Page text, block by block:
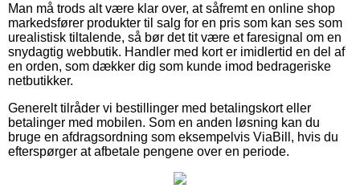
Man må trods alt være klar over, at såfremt en online shop
markedsfører produkter til salg for en pris som kan ses som
urealistisk tiltalende, så bør det tit være et faresignal om en
snydagtig webbutik. Handler med kort er imidlertid en del af
en orden, som dækker dig som kunde imod bedrageriske
netbutikker.
Generelt tilråder vi bestillinger med betalingskort eller
betalinger med mobilen. Som en anden løsning kan du
bruge en afdragsordning som eksempelvis ViaBill, hvis du
efterspørger at afbetale pengene over en periode.